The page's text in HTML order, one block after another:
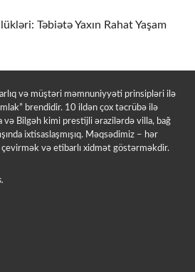
Təbiətə Yaxın Rahat Yaşam
və müştəri məmnuniyyəti prinsipləri ilə
brendidir. 10 ildən çox təcrübə ilə
və Bilgəh kimi prestijli ərazilərdə villa, bağ
ixtisaslaşmışıq. Məqsədimiz – hər
çevirmək və etibarlı xidmət göstərməkdir.